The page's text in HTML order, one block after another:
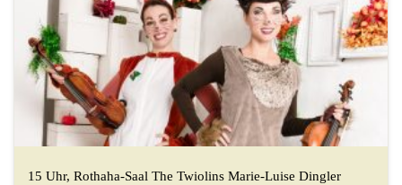
15 Uhr, Rothaha-Saal The Twiolins Marie-Luise Dingler